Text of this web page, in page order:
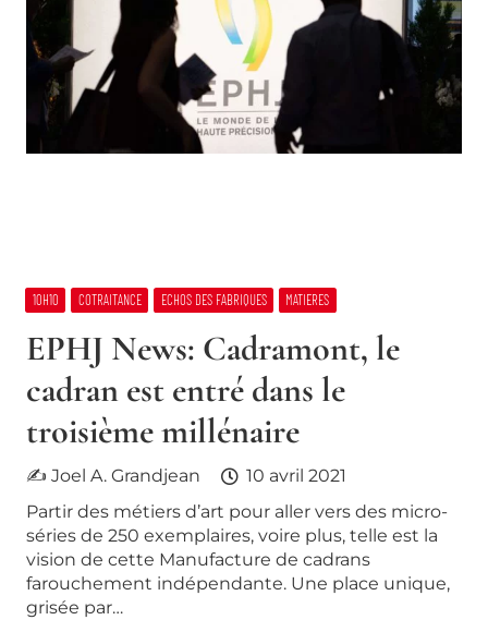
10H10 COTRAITANCE ECHOS DES FABRIQUES MATIERES
EPHJ News: Cadramont, le
cadran est entré dans le
troisième millénaire
✍ Joel A. Grandjean
10 avril 2021
Partir des métiers d’art pour aller vers des micro-
séries de 250 exemplaires, voire plus, telle est la
vision de cette Manufacture de cadrans
farouchement indépendante. Une place unique,
grisée par…